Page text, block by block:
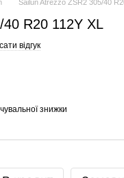
Sailun Atrezzo ZSR2 305/40
R20 112Y XL
відгук
знижки